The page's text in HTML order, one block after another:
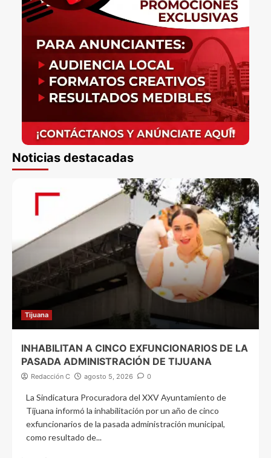
Noticias destacadas
Tijuana
INHABILITAN A CINCO EXFUNCIONARIOS DE LA
PASADA ADMINISTRACIÓN DE TIJUANA
Redacción C agosto 5, 2026 0
La Sindicatura Procuradora del XXV Ayuntamiento de
Tijuana informó la inhabilitación por un año de cinco
exfuncionarios de la pasada administración municipal,
como resultado de...